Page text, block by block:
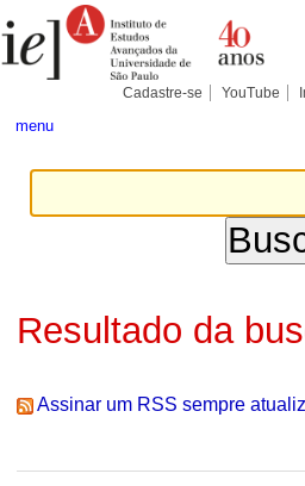
para
conteúdo.
Pessoais
Cadastre-se YouTube
menu
Resultado da
Assinar um RSS sempre